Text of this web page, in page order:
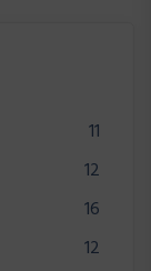
11
12
16
12